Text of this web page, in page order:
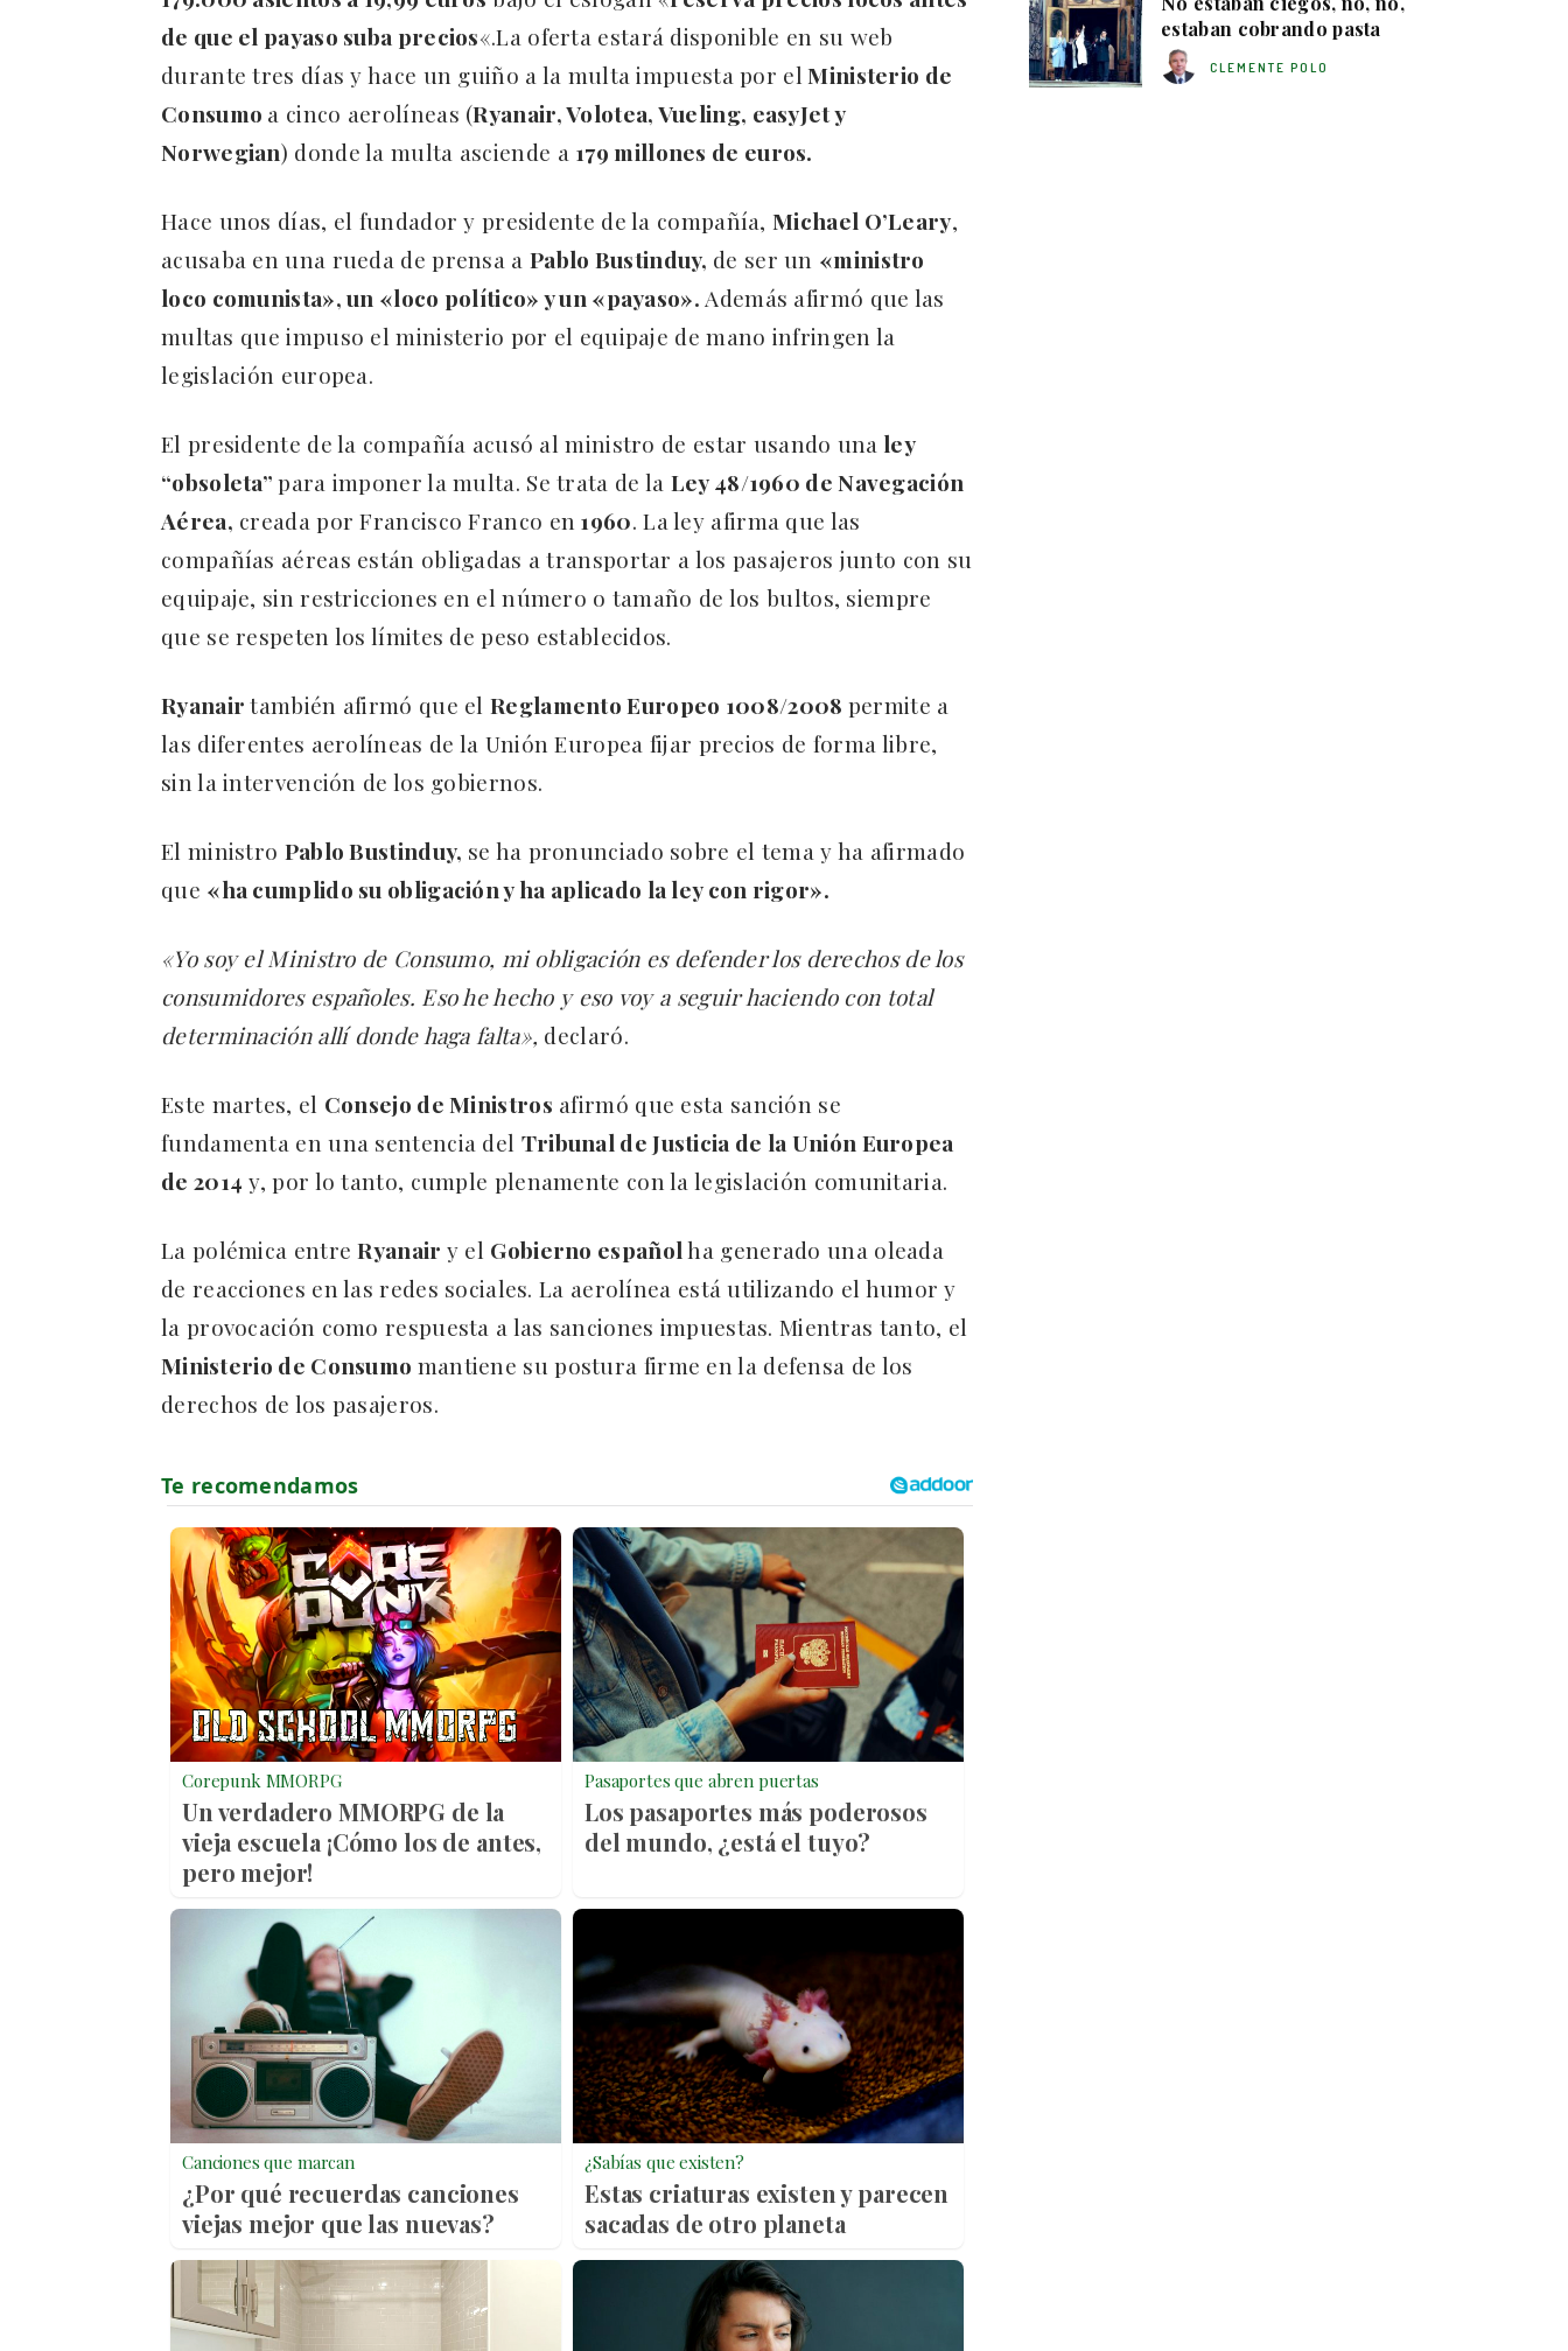
de que el payaso suba precios«.La oferta estará disponible en su web
durante tres días y hace un guiño a la multa impuesta por elMinisterio de
Consumo a cinco aerolíneas (Ryanair, Volotea, Vueling, easyJet y
Norwegian) donde la multa asciende a 179 millones de euros.
Hace unos días, el fundador y presidente de la compañía,Michael O’Leary,
acusaba en una rueda de prensa a Pablo Bustinduy, de ser un «ministro
loco comunista», un «loco político» y un «payaso».Además afirmó que las
multas que impuso el ministerio por el equipaje de mano infringen la
legislación europea.
El presidente de la compañía acusó al ministro de estar usando una ley
“obsoleta”para imponer la multa. Se trata de la Ley 48/1960 de Navegación
Aérea, creada por Francisco Franco en 1960. La ley afirma que las
compañías aéreas están obligadas a transportar a los pasajeros junto con su
equipaje, sin restricciones en el número o tamaño de los bultos, siempre
que se respeten los límites de peso establecidos.
Ryanairtambién afirmó que elReglamento Europeo 1008/2008 permite a
las diferentes aerolíneas de la Unión Europea fijar precios de forma libre,
sin la intervención de los gobiernos.
El ministro Pablo Bustinduy, se ha pronunciado sobre el tema y ha afirmado
que «ha cumplido su obligación y ha aplicado la ley con rigor».
«Yo soy el Ministro de Consumo, mi obligación es defender los derechos de los
consumidores españoles. Eso he hecho y eso voy a seguir haciendo con total
determinación allí donde haga falta», declaró.
Este martes, el Consejo de Ministros afirmó que esta sanción se
fundamenta en una sentencia del Tribunal de Justicia de la Unión Europea
de 2014 y, por lo tanto, cumple plenamente con la legislación comunitaria.
La polémica entreRyanair y el Gobierno españolha generado una oleada
de reacciones en las redes sociales. La aerolínea está utilizando el humor y
la provocación como respuesta a las sanciones impuestas. Mientras tanto, el
Ministerio de Consumo mantiene su postura firme en la defensa de los
derechos de los pasajeros.
Corepunk MMORPG
Un verdadero MMORPG de la
vieja escuela ¡Cómo los de antes,
pero mejor!
Pasaportes que abren puertas
Los pasaportes más poderosos
del mundo, ¿está el tuyo?
Canciones que marcan
¿Por qué recuerdas canciones
viejas mejor que las nuevas?
¿Sabías que existen?
Estas criaturas existen y parecen
sacadas de otro planeta
estaban cobrando pasta
CLEMENTE POLO